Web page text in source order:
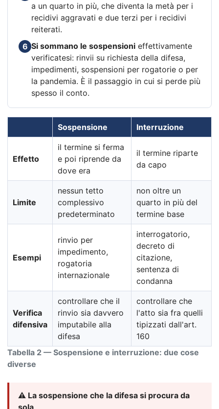
a un quarto in più, che diventa la metà per i
recidivi aggravati e due terzi per i recidivi
reiterati.
6 Si sommano le sospensioni effettivamente
verificatesi: rinvii su richiesta della difesa,
impedimenti, sospensioni per rogatorie o per
la pandemia. È il passaggio in cui si perde più
spesso il conto.
Tabella 2 — Sospensione e interruzione: due cose
diverse
Sospensione Interruzione
Effetto
il termine si ferma
e poi riprende da
dove era
il termine riparte
da capo
Limite
nessun tetto
complessivo
predeterminato
non oltre un
quarto in più del
termine base
Esempi
rinvio per
impedimento,
rogatoria
internazionale
interrogatorio,
decreto di
citazione,
sentenza di
condanna
Verifica
difensiva
controllare che il
rinvio sia davvero
imputabile alla
difesa
controllare che
l'atto sia fra quelli
tipizzati dall'art.
160
⚠️ La sospensione che la difesa si procura da
sola